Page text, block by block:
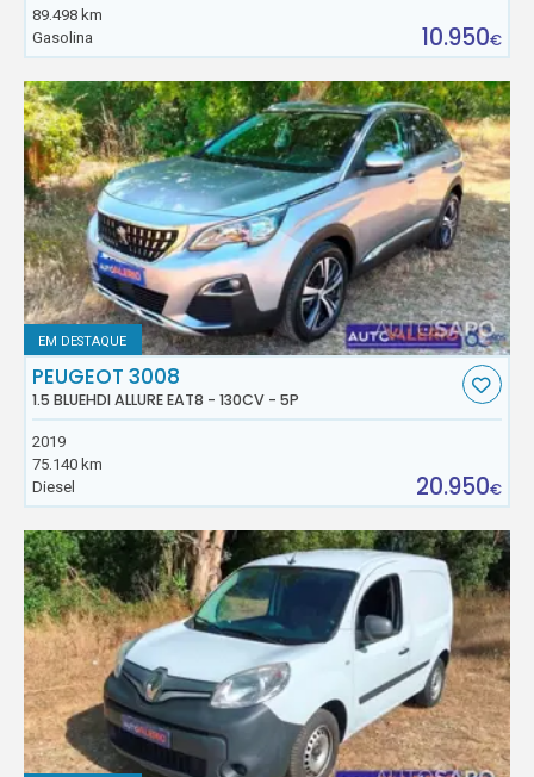
89.498 km
Gasolina
10.950€
EM DESTAQUE
PEUGEOT 3008
1.5 BLUEHDI ALLURE EAT8 - 130CV - 5P
2019
75.140 km
Diesel
20.950€